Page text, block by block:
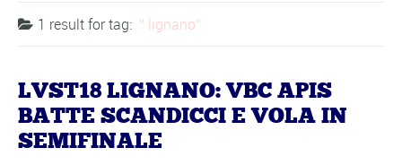
1 result fortag: lignano
LVST18 LIGNANO: VBC APIS
BATTE SCANDICCI E VOLA IN
SEMIFINALE